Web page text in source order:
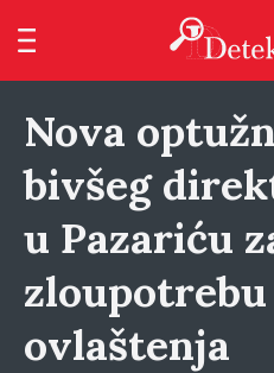
Nova
bivšeg
u Pazariću
ovlaštenja